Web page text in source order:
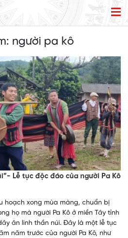
người pa kô
Lễ tục độc đáo của người Pa Kô
hoạch xong mùa màng, chuẩn bị
họ mà người Pa Kô ở miền Tây tỉnh
ân linh thần núi. Đây là một lễ tục
năm trước của người Pa Kô, như